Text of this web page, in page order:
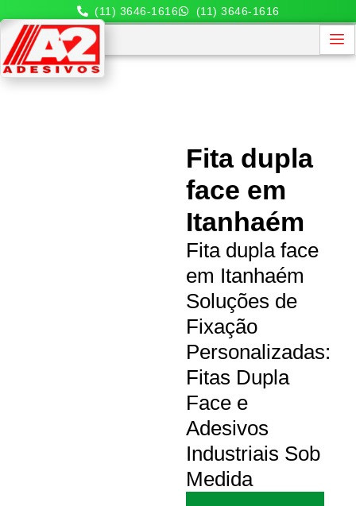
(11) 3646-1616 (11) 3646-1616
Fita dupla
face em
Itanhaém
Fita dupla face
em Itanhaém
Soluções de
Fixação
Personalizadas:
Fitas Dupla
Face e
Adesivos
Industriais Sob
Medida